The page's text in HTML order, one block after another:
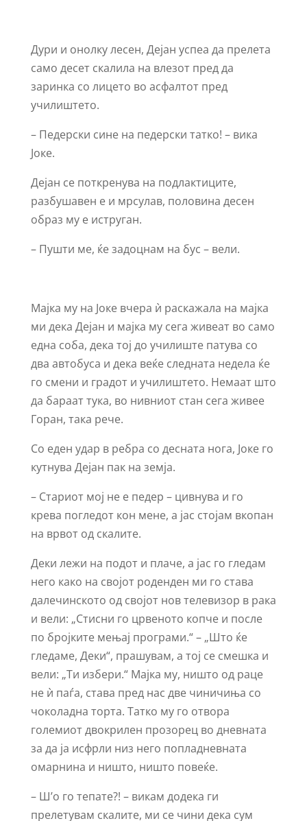
Дури и онолку лесен, Дејан успеа да прелета
само десет скалила на влезот пред да
заринка со лицето во асфалтот пред
училиштето.
– Педерски сине на педерски татко! – вика
Јоке.
Дејан се поткренува на подлактиците,
разбушавен е и мрсулав, половина десен
образ му е иструган.
– Пушти ме, ќе задоцнам на бус – вели.
Мајка му на Јоке вчера ѝ раскажала на мајка
ми дека Дејан и мајка му сега живеат во само
една соба, дека тој до училиште патува со
два автобуса и дека веќе следната недела ќе
го смени и градот и училиштето. Немаат што
да бараат тука, во нивниот стан сега живее
Горан, така рече.
Со еден удар в ребра со десната нога, Јоке го
кутнува Дејан пак на земја.
– Стариот мој не е педер – цивнува и го
крева погледот кон мене, а јас стојам вкопан
на врвот од скалите.
Деки лежи на подот и плаче, а јас го гледам
него како на својот роденден ми го става
далечинското од својот нов телевизор в рака
и вели: „Стисни го црвеното копче и после
по бројките мењај програми.“ – „Што ќе
гледаме, Деки“, прашувам, а тој се смешка и
вели: „Ти избери.“ Мајка му, ништо од раце
не ѝ паѓа, става пред нас две чиничиња со
чоколадна торта. Татко му го отвора
големиот двокрилен прозорец во дневната
за да ја исфрли низ него попладневната
омарнина и ништо, ништо повеќе.
– Ш’о го тепате?! – викам додека ги
прелетувам скалите, ми се чини дека сум